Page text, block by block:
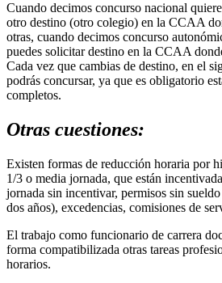
Cuando decimos concurso nacional
otro destino (otro colegio) en la CCAA
otras, cuando decimos concurso
puedes solicitar destino en la CCAA
Cada vez que cambias de destino, en el
podrás concursar, ya que es obligatorio
completos.
Otras cuestiones:
Existen formas de reducción horaria por
1/3 o media jornada, que están
jornada sin incentivar, permisos sin
dos años), excedencias, comisiones de
El trabajo como funcionario de carrera
forma compatibilizada otras tareas
horarios.